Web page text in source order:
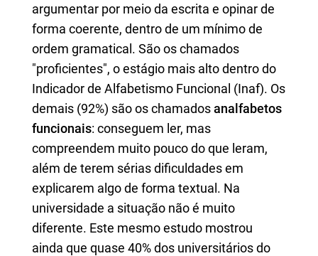
argumentar por meio da escrita e opinar de
forma coerente, dentro de um mínimo de
ordem gramatical. São os chamados
"proficientes", o estágio mais alto dentro do
Indicador de Alfabetismo Funcional (Inaf). Os
demais (92%) são os chamadosanalfabetos
funcionais: conseguem ler, mas
compreendem muito pouco do que leram,
além de terem sérias dificuldades em
explicarem algo de forma textual. Na
universidade a situação não é muito
diferente. Este mesmo estudo mostrou
ainda que quase 40% dos universitários do